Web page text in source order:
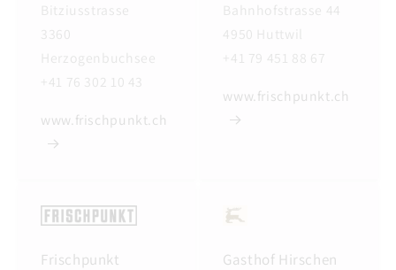
Bitziusstrasse
3360
Herzogenbuchsee
+41 76 302 10 43
www.frischpunkt.ch
Bahnhofstrasse 44
4950 Huttwil
+41 79 451 88 67
www.frischpunkt.ch
Frischpunkt
Gasthof Hirschen